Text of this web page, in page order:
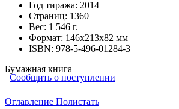
Год тиража: 2014
Страниц: 1360
Вес: 1 546 г.
Формат: 146х213х82 мм
ISBN: 978-5-496-01284-3
Бумажная книга
Сообщить о поступлении
Оглавление Полистать